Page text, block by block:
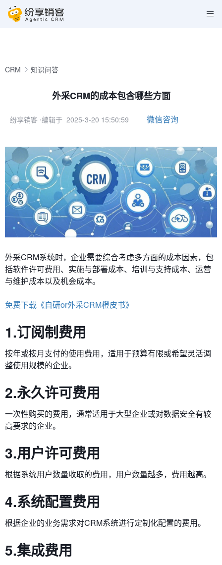
CRM 知识问答
外采CRM的成本包含哪些方面
纷享销客 ⋅编辑于 2025-3-20 15:50:59 微信咨询
外采CRM系统时，企业需要综合考虑多方面的成本因素，包
括软件许可费用、实施与部署成本、培训与支持成本、运营
与维护成本以及机会成本。
免费下载《自研or外采CRM橙皮书》
1.订阅制费用
按年或按月支付的使用费用，适用于预算有限或希望灵活调
整使用规模的企业。
2.永久许可费用
一次性购买的费用，通常适用于大型企业或对数据安全有较
高要求的企业。
3.用户许可费用
根据系统用户数量收取的费用，用户数量越多，费用越高。
4.系统配置费用
根据企业的业务需求对CRM系统进行定制化配置的费用。
5.集成费用